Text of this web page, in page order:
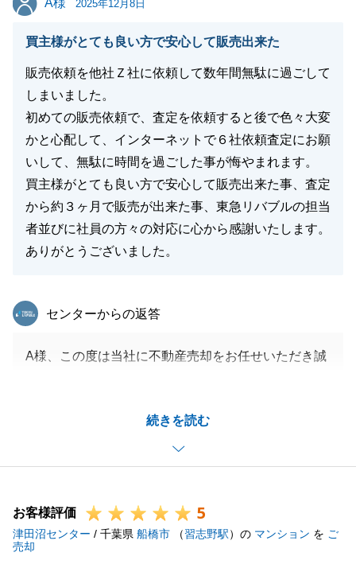
んので申し付けください。引き続きよろしくお願いい
A様 2025年12月8日
買主様がとても良い方で安心して販売出来た
販売依頼を他社Ｚ社に依頼して数年間無駄に過ごして
しまいました。
初めての販売依頼で、査定を依頼すると後で色々大変
かと心配して、インターネットで６社依頼査定にお願
いして、無駄に時間を過ごした事が悔やまれます。
買主様がとても良い方で安心して販売出来た事、査定
から約３ヶ月で販売が出来た事、東急リバブルの担当
者並びに社員の方々の対応に心から感謝いたします。
ありがとうございました。
続きを読む
東急リバブル
センターからの返答
A様、この度は当社に不動産売却をお任せいただき誠
ありがとうございました。
当社でご満足いただける機関でご成約できたこと大変
嬉しく思います。A様のご協力のおかげで無事にお引
今後も何かご不明点、ご要望がございましたら些細な
ことでも構いませんので申し付けください。引き続き
よろしくお願いいたします。
お客様評価 5
津田沼センター / 千葉県 船橋市 （習志野駅）の マンション を ご
売却